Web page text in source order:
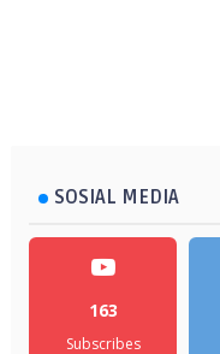
SOSIAL MEDIA
163
Subscribes